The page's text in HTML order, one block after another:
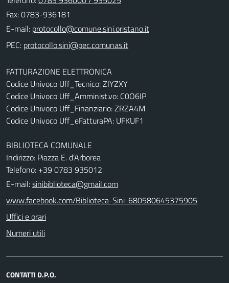
Fax: 0783-936181
E-mail:
PEC:
FATTURAZIONE ELETTRONICA
Codice Univoco Uff_Tecnico: ZIYZXY
Codice Univoco Uff_Amminist.vo: C0O6IP
Codice Univoco Uff_Finanziario: ZRZA4M
Codice Univoco Uff_eFatturaPA: UFKUF1
BIBLIOTECA COMUNALE
Indirizzo: Piazza E. d'Arborea
Telefono: +39 0783 935012
E-mail:sinibiblioteca@gmail.com
www.facebook.com/Biblioteca-Sini-680580645375905
Uffici e orari
Numeri utili
CONTATTI D.P.O.